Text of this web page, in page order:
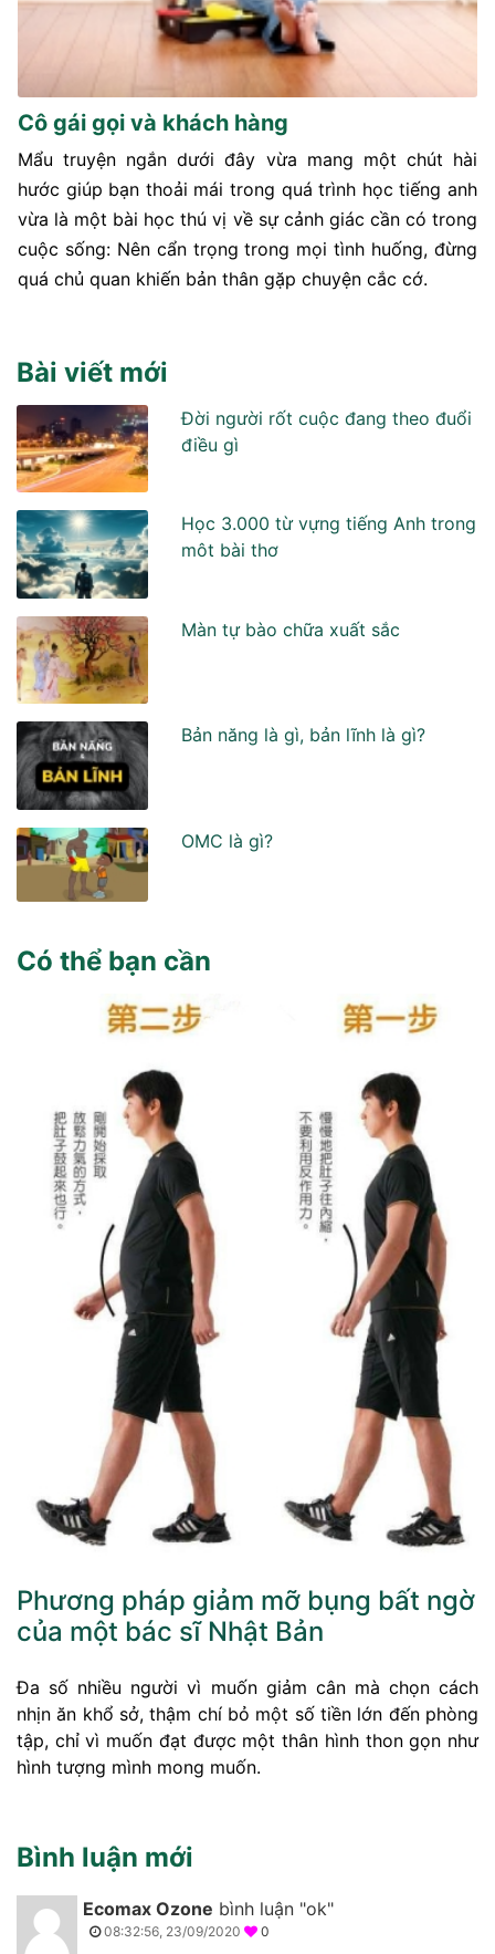
Cô gái gọi và khách hàng
Mẩu truyện ngắn dưới đây vừa mang một chút hài
hước giúp bạn thoải mái trong quá trình học tiếng anh
vừa là một bài học thú vị về sự cảnh giác cần có trong
cuộc sống: Nên cẩn trọng trong mọi tình huống, đừng
quá chủ quan khiến bản thân gặp chuyện cắc cớ.
Bài viết mới
Đời người rốt cuộc đang theo đuổi
điều gì
Học 3.000 từ vựng tiếng Anh trong
môt bài thơ
Màn tự bào chữa xuất sắc
Bản năng là gì, bản lĩnh là gì?
OMC là gì?
Có thể bạn cần
Phương pháp giảm mỡ bụng bất ngờ
của một bác sĩ Nhật Bản
Đa số nhiều người vì muốn giảm cân mà chọn cách
nhịn ăn khổ sở, thậm chí bỏ một số tiền lớn đến phòng
tập, chỉ vì muốn đạt được một thân hình thon gọn như
hình tượng mình mong muốn.
Bình luận mới
Ecomax Ozone bình luận "ok"
08:32:56, 23/09/2020 0